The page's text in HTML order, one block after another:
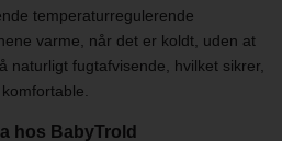
temperaturregulerende
varme, når det er koldt, uden at
naturligt fugtafvisende, hvilket sikrer,
hos BabyTrold